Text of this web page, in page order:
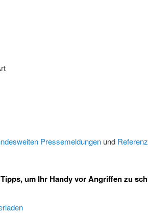
Pressemeldungenund
um Ihr Handy vor Angriffen zu